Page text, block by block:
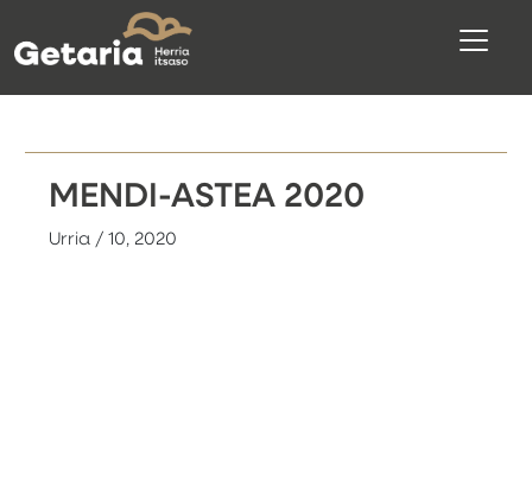
MENDI-ASTEA 2020
Urria / 10, 2020